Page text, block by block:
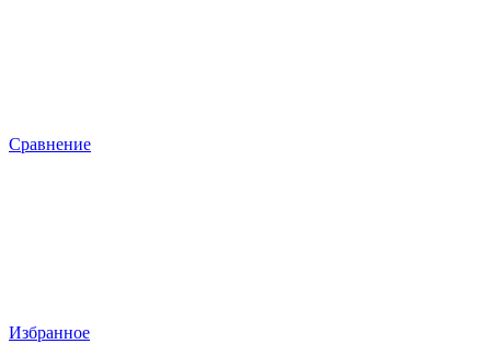
Сравнение
Избранное